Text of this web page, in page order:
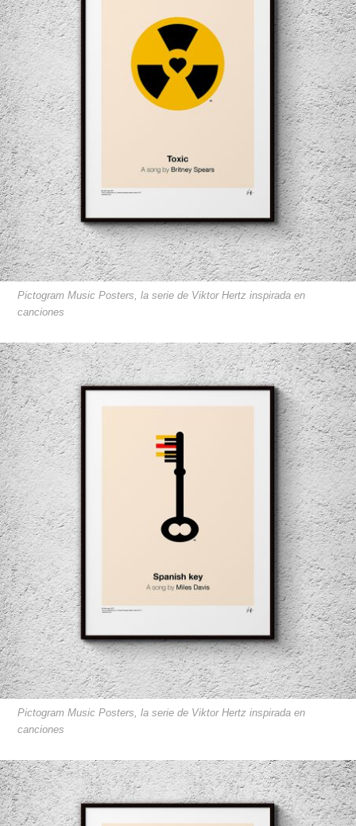
Pictogram Music Posters, la serie de Viktor Hertz inspirada en
canciones
Pictogram Music Posters, la serie de Viktor Hertz inspirada en
canciones